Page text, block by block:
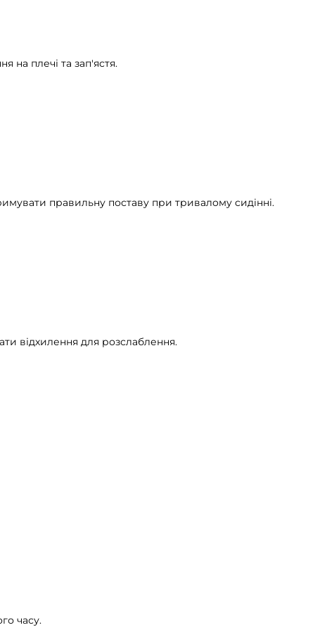
на плечі та зап'ястя.
правильну поставу при тривалому сидінні.
відхилення для розслаблення.
часу.